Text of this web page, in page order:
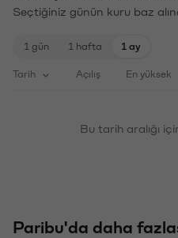
Seçtiğiniz günün kuru baz
1 gün 1 hafta 1 ay
Tarih Açılış En yüksek
Bu tarih aralığı
Paribu'da daha